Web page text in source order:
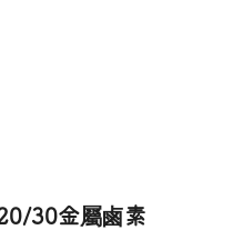
30金屬鹵素